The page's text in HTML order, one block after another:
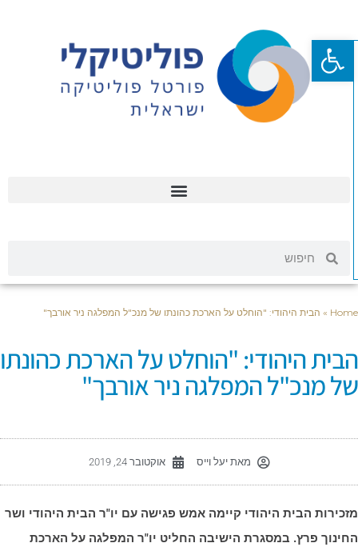
»הבית היהודי: "הוחלט על הארכת כהונתו של מנכ"ל המפלגה ניר אורבך"
היהודי: "הוחלט על הארכת כהונתו
מנכ"ל המפלגה ניר אורבך"
מאתיעל וייס אוקטובר 24, 2019
הבית היהודי קיימה אמש פגישה עם יו"ר הבית היהודי ושר
פרץ. במסגרת הישיבה החליט יו"ר המפלגה על הארכת
פתח סרגל נגישות